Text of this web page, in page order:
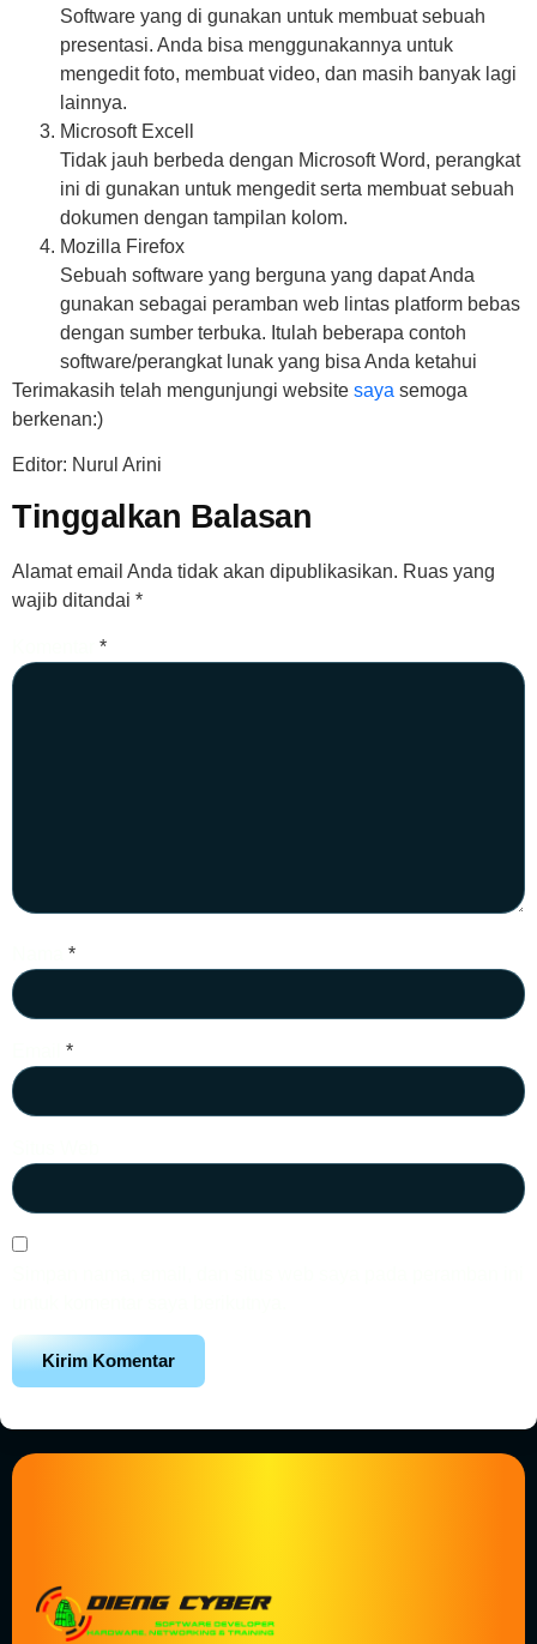
Software yang di gunakan untuk membuat sebuah
presentasi. Anda bisa menggunakannya untuk
mengedit foto, membuat video, dan masih banyak lagi
lainnya.
Microsoft Excell
Tidak jauh berbeda dengan Microsoft Word, perangkat
ini di gunakan untuk mengedit serta membuat sebuah
dokumen dengan tampilan kolom.
Mozilla Firefox
Sebuah software yang berguna yang dapat Anda
gunakan sebagai peramban web lintas platform bebas
dengan sumber terbuka. Itulah beberapa contoh
software/perangkat lunak yang bisa Anda ketahui
Terimakasih telah mengunjungi website saya semoga
berkenan:)
Editor: Nurul Arini
Tinggalkan Balasan
Alamat email Anda tidak akan dipublikasikan. Ruas yang
wajib ditandai *
*
*
*